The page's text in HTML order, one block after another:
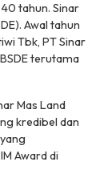
tahun. Sinar
Awal tahun
Tbk, PT Sinar
terutama
Mas Land
kredibel dan
Award di